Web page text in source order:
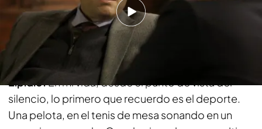
Compartir
Risto:El silencio ha formado parte de tu vida.
Elpidio:En mi vida, desde el punto de vista del
silencio, lo primero que recuerdo es el deporte.
Una pelota, en el tenis de mesa sonando en un